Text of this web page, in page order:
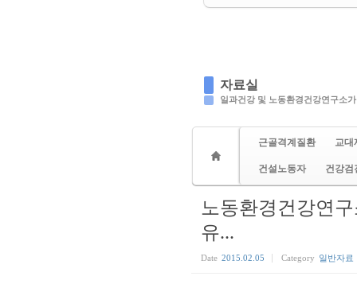
자료실
일과건강 및 노동환경건강연구소
근골격계질환 교대
건설노동자 건강검
노동환경건강연
유...
Date 2015.02.05 Category 일반자료